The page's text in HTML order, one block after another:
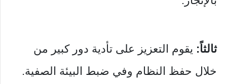
ثالثاً: يقوم التعزيز على تأدية دور كبير من
خلال حفظ النظام وفي ضبط البيئة الصفية.